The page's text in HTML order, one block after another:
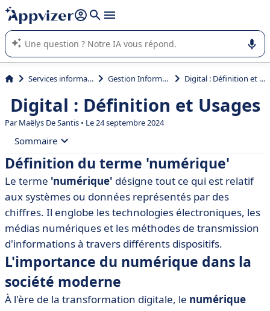
répondre (plusieurs lignes avec
L'IA de Appvizer vous guide dans l'utilisation ou la sélection de
logiciel SaaS en entreprise.
Services informatiques Gestion Informatique Digital : Définition et Usages
Digital : Définition et Usages
ParMaëlys De Santis • Le 24 septembre 2024
Sommaire
• Définition du terme 'numérique'
• L'importance du numérique dans la société moderne
• Les différents types de supports numériques
• Les outils et logiciels pour travailler avec le
numérique
• Exemples d'applications numériques dans divers
secteurs
• Recommandations pour l'intégration du numérique
Définition du terme 'numérique'
Le terme 'numérique' désigne tout ce qui est relatif
aux systèmes ou données représentés par des
chiffres. Il englobe les technologies électroniques, les
médias numériques et les méthodes de transmission
d'informations à travers différents dispositifs.
L'importance du numérique dans la
société moderne
À l'ère de la transformation digitale, le numérique